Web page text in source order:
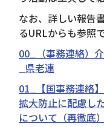
なお、詳しい報告
るURLからも参照
00_（事務連絡）
_県老連
01_【国事務連絡
拡大防止に配慮し
について（再徹底）